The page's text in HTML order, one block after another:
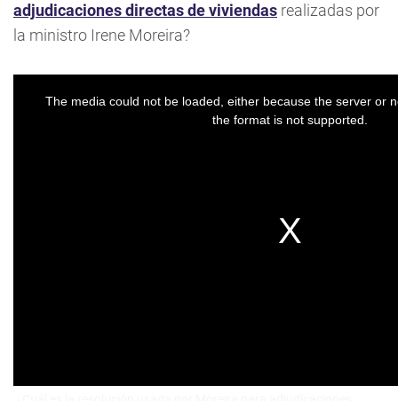
adjudicaciones directas de viviendas realizadas por
la ministro Irene Moreira?